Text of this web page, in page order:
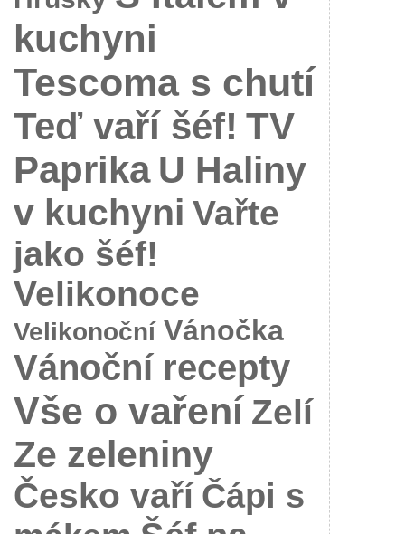
kuchyni
Tescoma s chutí
Teď vaří šéf! TV
Paprika U Haliny
v kuchyni Vařte
jako šéf!
Velikonoce
Velikonoční Vánočka
Vánoční recepty
Vše o vaření Zelí
Ze zeleniny
Česko vaří Čápi s